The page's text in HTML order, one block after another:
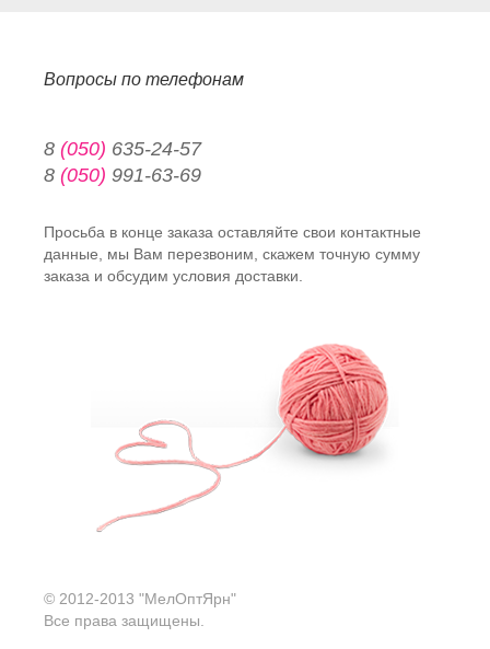
Вопросы по телефонам
8 (050) 635-24-57
8 (050) 991-63-69
Просьба в конце заказа оставляйте свои контактные
данные, мы Вам перезвоним, скажем точную сумму
заказа и обсудим условия доставки.
© 2012-2013 "МелОптЯрн"
Все права защищены.